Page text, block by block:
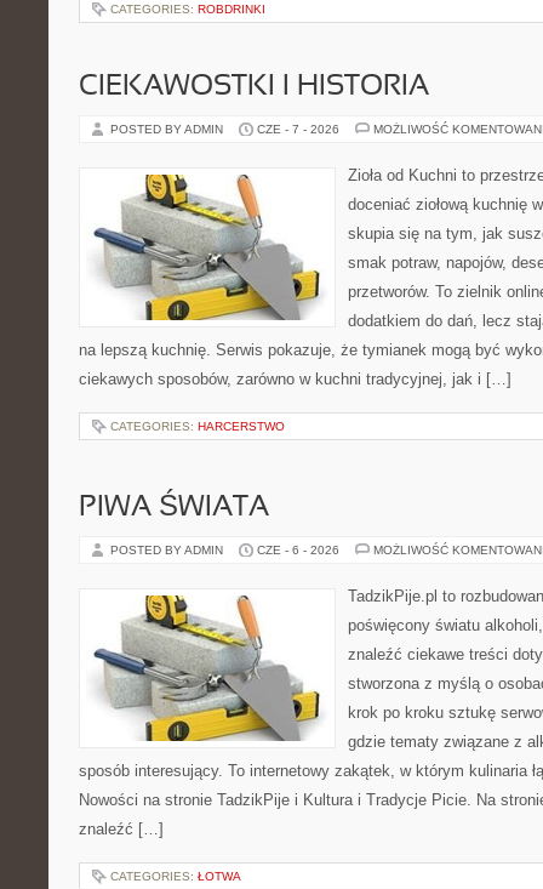
CATEGORIES: ROBDRINKI
CIEKAWOSTKI I HISTORIA
POSTED BY ADMIN CZE - 7 - 2026 MOŻLIWOŚĆ
Zioła od Kuchni to
doceniać ziołową kuchnię
skupia się na tym, jak
smak potraw, napojów,
przetworów. To zielnik
dodatkiem do dań, lecz
na lepszą kuchnię. Serwis pokazuje, że tymianek mogą być
ciekawych sposobów, zarówno w kuchni tradycyjnej, jak i […]
CATEGORIES: HARCERSTWO
PIWA ŚWIATA
POSTED BY ADMIN CZE - 6 - 2026 MOŻLIWOŚĆ
TadzikPije.pl to
poświęcony światu
znaleźć ciekawe treści
stworzona z myślą o
krok po kroku sztukę
gdzie tematy związane z
sposób interesujący. To internetowy zakątek, w którym kulinaria
Nowości na stronie TadzikPije i Kultura i Tradycje Picie. Na
znaleźć […]
CATEGORIES: ŁOTWA